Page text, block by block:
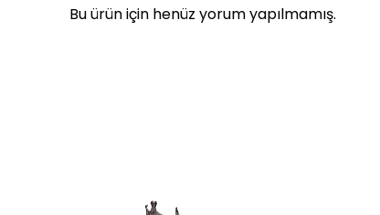
Bu ürün için henüz yorum yapılmamış.